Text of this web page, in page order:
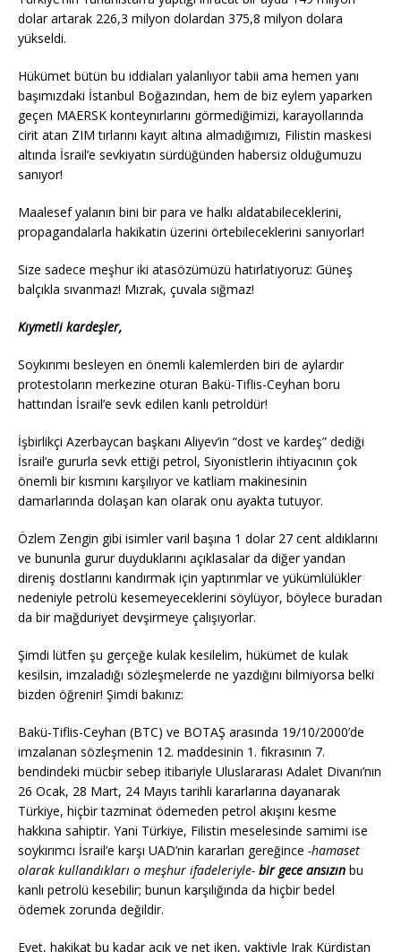
dolar artarak 226,3 milyon dolardan 375,8 milyon dolara
yükseldi.
Hükümet bütün bu iddiaları yalanlıyor tabii ama hemen yanı
başımızdaki İstanbul Boğazından, hem de biz eylem yaparken
geçen MAERSK konteynırlarını görmediğimizi, karayollarında
cirit atan ZIM tırlarını kayıt altına almadığımızı, Filistin maskesi
altında İsrail’e sevkiyatın sürdüğünden habersiz olduğumuzu
sanıyor!
Maalesef yalanın bini bir para ve halkı aldatabileceklerini,
propagandalarla hakikatin üzerini örtebileceklerini sanıyorlar!
Size sadece meşhur iki atasözümüzü hatırlatıyoruz: Güneş
balçıkla sıvanmaz! Mızrak, çuvala sığmaz!
Kıymetli kardeşler,
Soykırımı besleyen en önemli kalemlerden biri de aylardır
protestoların merkezine oturan Bakü-Tiflis-Ceyhan boru
hattından İsrail’e sevk edilen kanlı petroldür!
İşbirlikçi Azerbaycan başkanı Aliyev’in “dost ve kardeş” dediği
İsrail’e gururla sevk ettiği petrol, Siyonistlerin ihtiyacının çok
önemli bir kısmını karşılıyor ve katliam makinesinin
damarlarında dolaşan kan olarak onu ayakta tutuyor.
Özlem Zengin gibi isimler varil başına 1 dolar 27 cent aldıklarını
ve bununla gurur duyduklarını açıklasalar da diğer yandan
direniş dostlarını kandırmak için yaptırımlar ve yükümlülükler
nedeniyle petrolü kesemeyeceklerini söylüyor, böylece buradan
da bir mağduriyet devşirmeye çalışıyorlar.
Şimdi lütfen şu gerçeğe kulak kesilelim, hükümet de kulak
kesilsin, imzaladığı sözleşmelerde ne yazdığını bilmiyorsa belki
bizden öğrenir! Şimdi bakınız:
Bakü-Tiflis-Ceyhan (BTC) ve BOTAŞ arasında 19/10/2000’de
imzalanan sözleşmenin 12. maddesinin 1. fıkrasının 7.
bendindeki mücbir sebep itibariyle Uluslararası Adalet Divanı’nın
26 Ocak, 28 Mart, 24 Mayıs tarihli kararlarına dayanarak
Türkiye, hiçbir tazminat ödemeden petrol akışını kesme
hakkına sahiptir. Yani Türkiye, Filistin meselesinde samimi ise
soykırımcı İsrail’e karşı UAD’nin kararları gereğince -hamaset
olarak kullandıkları o meşhur ifadeleriyle- bir gece ansızın bu
kanlı petrolü kesebilir; bunun karşılığında da hiçbir bedel
ödemek zorunda değildir.
Evet, hakikat bu kadar açık ve net iken, vaktiyle Irak Kürdistan